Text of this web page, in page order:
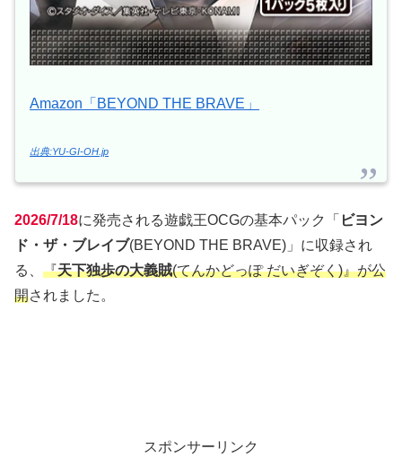
Amazon「BEYOND THE BRAVE」
出典:YU-GI-OH.jp
2026/7/18に発売される遊戯王OCGの基本パック「 ビヨン
ド・ザ・ブレイブ(BEYOND THE BRAVE)」に収録され
る、 『天下独歩の大義賊(てんかどっぽ だいぎぞく)』が公
開されました。
スポンサーリンク